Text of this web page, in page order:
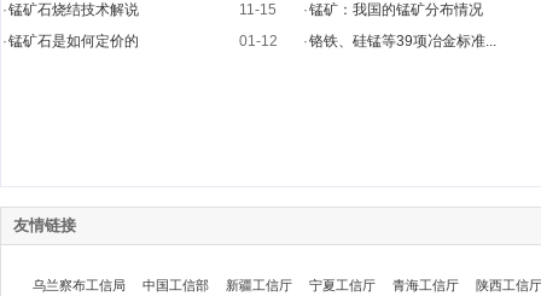
·锰矿石烧结技术解说
11-15
·锰矿石是如何定价的 01-12
·锰矿：我国的锰矿分布情况
·铬铁、硅锰等39项冶金标准...
友情链接
乌兰察布工信局 中国工信部 新疆工信厅 宁夏工信厅 青海工信厅 陕西工信厅